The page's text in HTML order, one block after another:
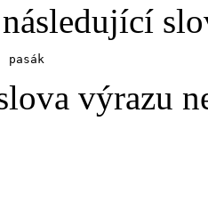
výrazu